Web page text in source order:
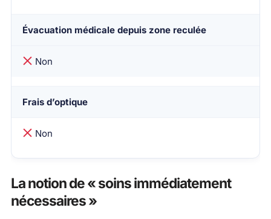
Évacuation médicale depuis zone reculée
Non
Frais d’optique
Non
La notion de « soins immédiatement
nécessaires »